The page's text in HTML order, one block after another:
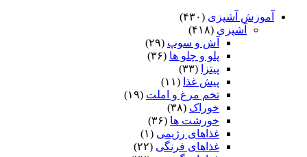
آموزش آشپزی (۴۳۰)
آشپزی (۴۱۸)
آش و سوپ (۲۹)
پلو و چلو ها (۳۶)
پیتزا
(۳۳)
پیش غذا (۱۱)
تخم مرغ و املت (۱۹)
خوراک (۳۸)
خورشت ها (۳۶)
غذاهای رژیمی (۱)
غذاهای فرنگی (۲۲)